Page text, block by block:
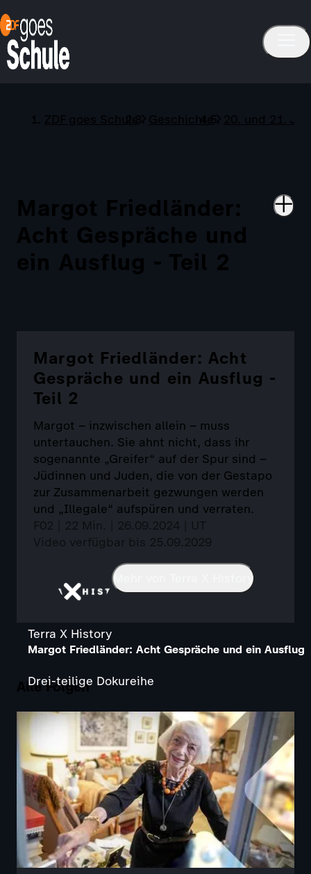
ZDF goes Schule Geschichte 20. und 21.
Margot Friedländer:
Acht Gespräche und
ein Ausflug - Teil 2
Margot Friedländer: Acht
Gespräche und ein Ausflug -
Teil 2
Margot – inzwischen allein – muss
untertauchen. Sie ahnt nicht, dass ihr
sogenannte „Greifer“ auf der Spur sind –
Jüdinnen und Juden, die von der Gestapo
zur Zusammenarbeit gezwungen werden
und „Illegale“ aufspüren und verraten.
F02 | 22 Min. | 26.09.2024 | UT
Video verfügbar bis 25.09.2029
Mehr von Terra X History
Alle Folgen
Terra X History
Margot Friedländer: Acht Gespräche und ein Ausflug
Drei-teilige Dokureihe